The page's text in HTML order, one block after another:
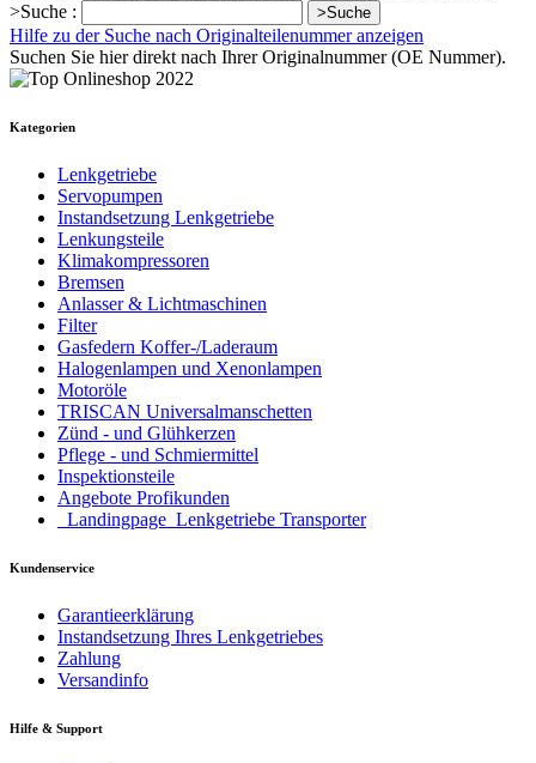
>Suche :
>Suche
Hilfe zu der Suche nach Originalteilenummer anzeigen
Suchen Sie hier direkt nach Ihrer Originalnummer (OE Nummer).
Kategorien
Lenkgetriebe
Servopumpen
Instandsetzung Lenkgetriebe
Lenkungsteile
Klimakompressoren
Bremsen
Anlasser & Lichtmaschinen
Filter
Gasfedern Koffer-/Laderaum
Halogenlampen und Xenonlampen
Motoröle
TRISCAN Universalmanschetten
Zünd - und Glühkerzen
Pflege - und Schmiermittel
Inspektionsteile
Angebote Profikunden
_Landingpage_Lenkgetriebe Transporter
Kundenservice
Garantieerklärung
Instandsetzung Ihres Lenkgetriebes
Zahlung
Versandinfo
Hilfe & Support